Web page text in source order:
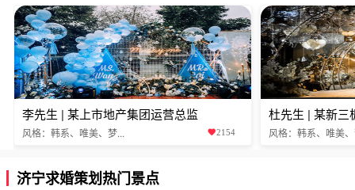
李先生 | 某上市地产集团运营总监
风格：韩系、唯美、梦... 2154
杜先生 | 某新三
风格：韩系、唯美
济宁求婚策划热门景点